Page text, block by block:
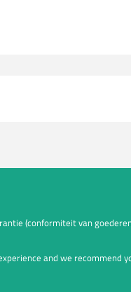
(conformiteit van
and we recommend